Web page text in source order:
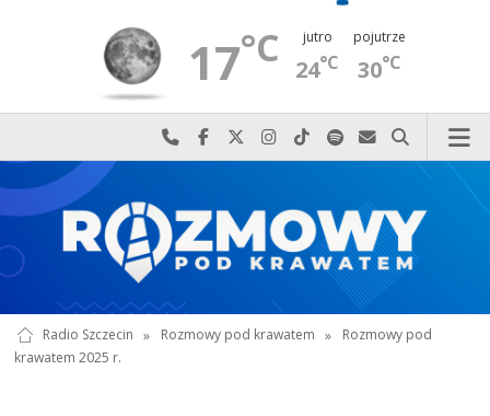
17°C jutro
24°C
pojutrze
30°C
Najlepiej po prostu do nas zadzwoń
Odwiedź nas na Facebook-u
Odwiedź nas na X
Odwiedź nas na Instagram-ie
Odwiedź nas na TikTok-u
Szukaj nas na Spotify
Wyślij do nas
Szukaj
Radio Szczecin » Rozmowy pod krawatem »
Rozmowy pod
krawatem 2025 r.